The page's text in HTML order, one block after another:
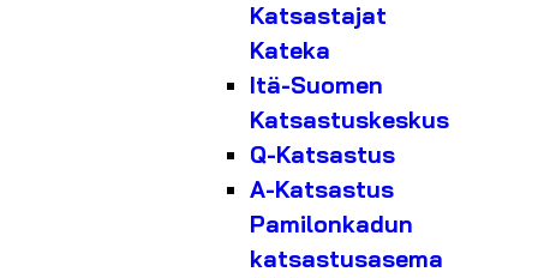
Katsastajat
Kateka
Itä-Suomen
Katsastuskeskus
Q-Katsastus
A-Katsastus
Pamilonkadun
katsastusasema